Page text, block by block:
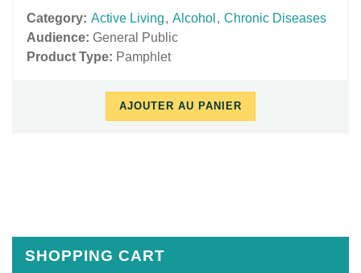
Category: Active Living, Alcohol , Chronic Diseases
Audience: General Public
Product Type: Pamphlet
AJOUTER AU PANIER
SHOPPING CART